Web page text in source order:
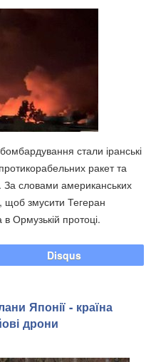
стали іранські
ракет та
За словами американських
щоб змусити Тегеран
Ормузькій протоці.
Disqus
Японії - країна
дрони